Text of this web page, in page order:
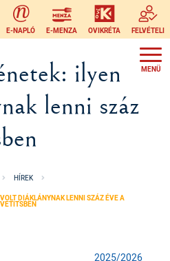
E-NAPLÓ E-MENZA OVIKRÉTA FELVÉTELI
ilyen
lenni száz
HÍREK
DIÁKLÁNYNAK LENNI SZÁZ ÉVE A
2025/2026